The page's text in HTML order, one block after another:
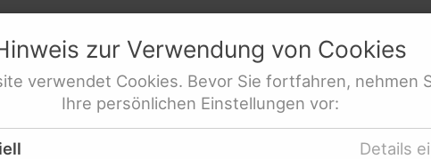
jetzt
Länder der Welt
e.V.
behinderte Frauen
Themen Übersicht
zur Verwendung von Cookies
verwendet Cookies. Bevor Sie fortfahren, nehmen
Ihre persönlichen Einstellungen vor:
Details